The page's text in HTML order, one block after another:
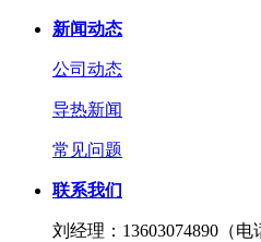
新闻动态
公司动态
导热新闻
常见问题
联系我们
刘经理： 13603074890（电